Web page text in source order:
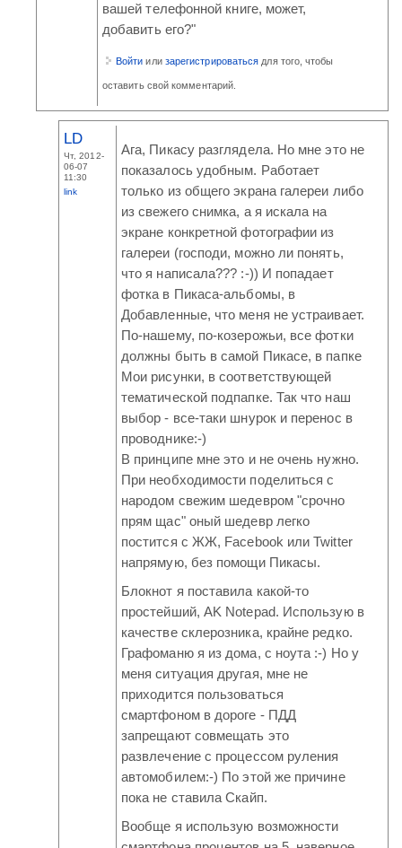
вашей телефонной книге, может,
добавить его?"
Войти или зарегистрироваться для того, чтобы
оставить свой комментарий.
LD
Чт, 2012-
06-07
11:30
link
Ага, Пикасу разглядела. Но мне это не
показалось удобным. Работает
только из общего экрана галереи либо
из свежего снимка, а я искала на
экране конкретной фотографии из
галереи (господи, можно ли понять,
что я написала??? :-)) И попадает
фотка в Пикаса-альбомы, в
Добавленные, что меня не устраивает.
По-нашему, по-козерожьи, все фотки
должны быть в самой Пикасе, в папке
Мои рисунки, в соответствующей
тематической подпапке. Так что наш
выбор - все-таки шнурок и перенос в
проводнике:-)
В принципе мне это и не очень нужно.
При необходимости поделиться с
народом свежим шедевром "срочно
прям щас" оный шедевр легко
постится с ЖЖ, Facebook или Twitter
напрямую, без помощи Пикасы.
Блокнот я поставила какой-то
простейший, AK Notepad. Использую в
качестве склерозника, крайне редко.
Графоманю я из дома, с ноута :-) Но у
меня ситуация другая, мне не
приходится пользоваться
смартфоном в дороге - ПДД
запрещают совмещать это
развлечение с процессом руления
автомобилем:-) По этой же причине
пока не ставила Скайп.
Вообще я использую возможности